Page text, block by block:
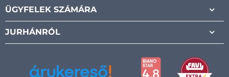
ÜGYFELEK SZÁMÁRA
JURHÁNRÓL